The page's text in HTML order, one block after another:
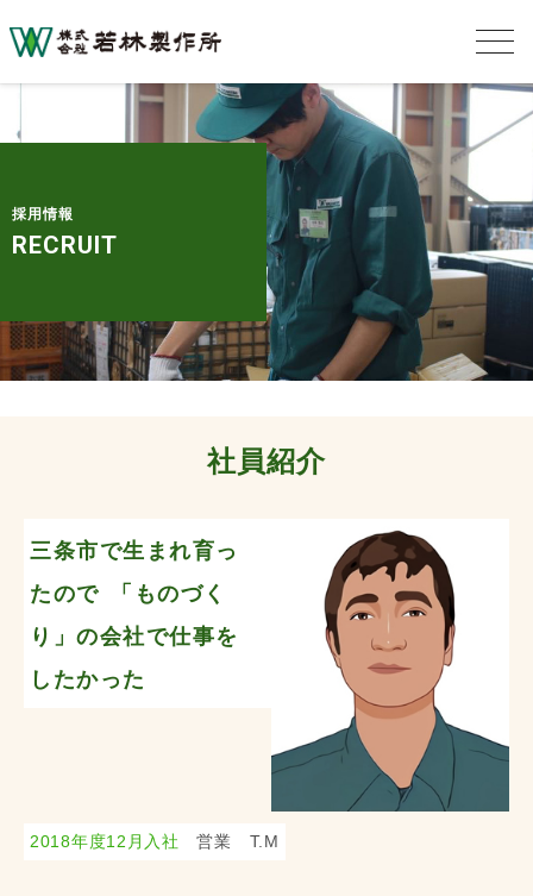
採用情報
RECRUIT
社員紹介
三条市で生まれ育っ
たので
「ものづく
り」の会社で仕事を
したかった
2018年度12月入社 営業 T.M